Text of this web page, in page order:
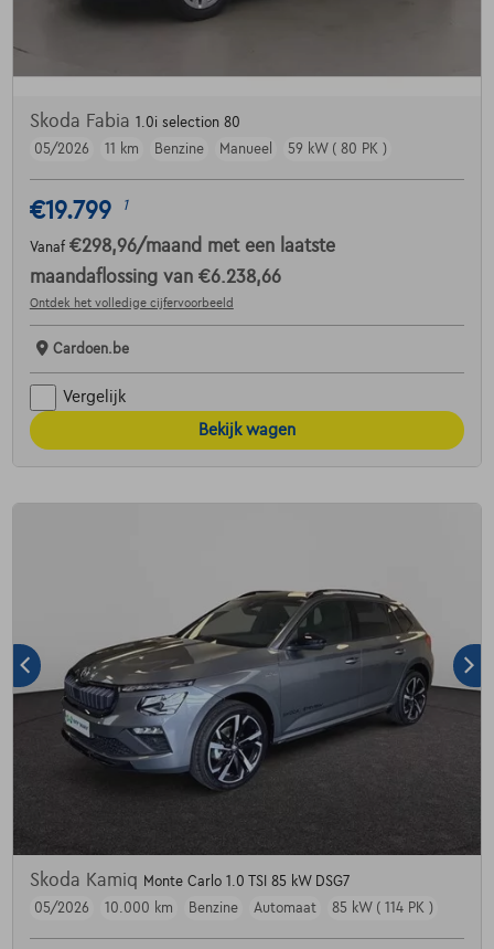
Skoda Fabia 1.0i selection 80
05/2026
11 km Benzine Manueel 59 kW ( 80 PK )
€19.799 1
Vanaf €298,96/maand met een laatste
maandaflossing van €6.238,66
Ontdek het volledige cijfervoorbeeld
Cardoen.be
Vergelijk
Bekijk wagen
Skoda Kamiq Monte Carlo 1.0 TSI 85 kW DSG7
05/2026
10.000 km Benzine Automaat 85 kW ( 114 PK )